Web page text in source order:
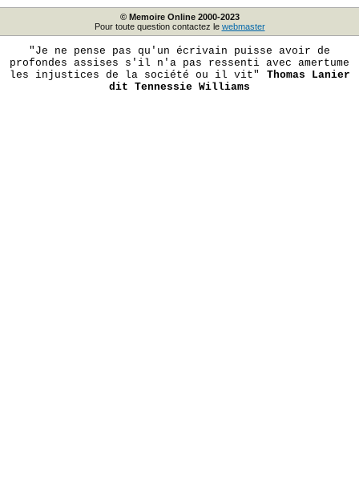
© Memoire Online 2000-2023
Pour toute question contactez le webmaster
"Je ne pense pas qu'un écrivain puisse avoir de
profondes assises s'il n'a pas ressenti avec amertume
les injustices de la société ou il vit"
Thomas Lanier
dit Tennessie Williams